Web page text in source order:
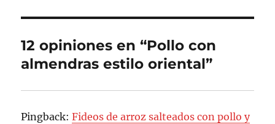
12 opiniones en “Pollo con
almendras estilo oriental”
Pingback:Fideos de arroz salteados con pollo y